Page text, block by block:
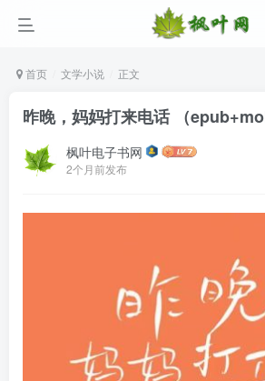
首页 文学小说 正文
昨晚，妈妈打来电话 （
枫叶电子书网
2个月前发布
没有账号？立即注册
用户名/手机号/邮箱